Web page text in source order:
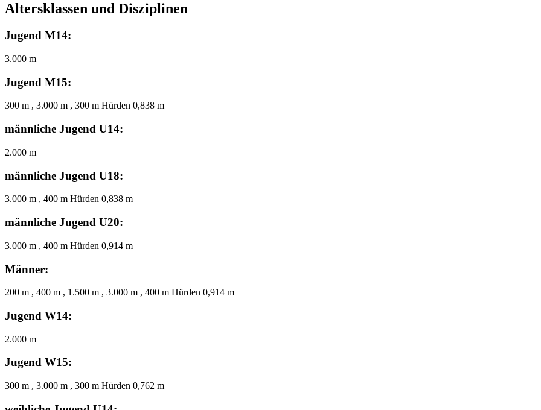
Altersklassen und Disziplinen
Jugend M14:
3.000 m
Jugend M15:
300 m , 3.000 m , 300 m Hürden 0,838 m
männliche Jugend U14:
2.000 m
männliche Jugend U18:
3.000 m , 400 m Hürden 0,838 m
männliche Jugend U20:
3.000 m , 400 m Hürden 0,914 m
Männer:
200 m , 400 m , 1.500 m , 3.000 m , 400 m Hürden 0,914 m
Jugend W14:
2.000 m
Jugend W15:
300 m , 3.000 m , 300 m Hürden 0,762 m